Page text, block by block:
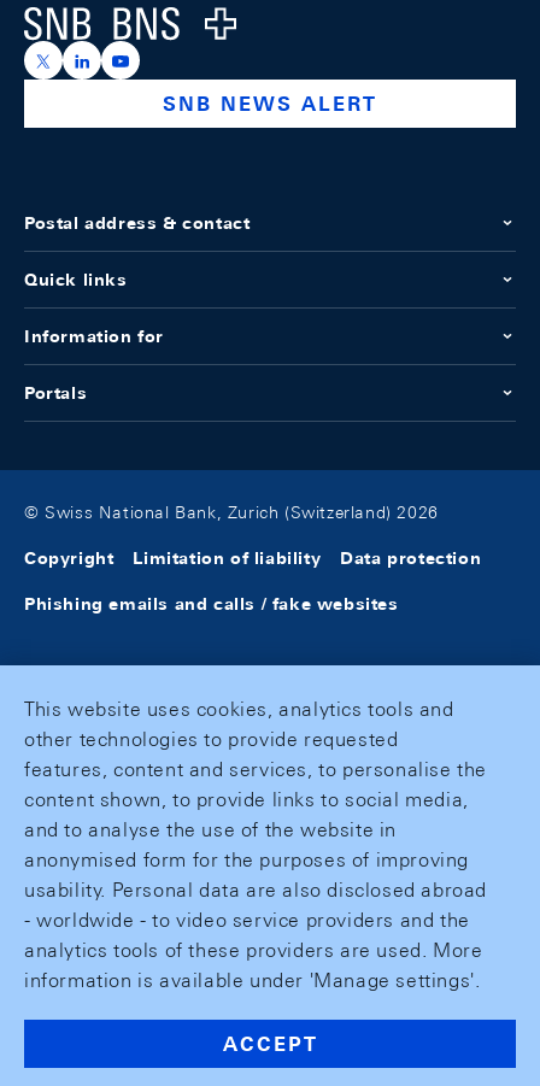
Logo
https://x.com/snb_bns
https://ch.linkedin.com/company/swiss-national-
https://www.youtube.com/@swissnationalbank
SNB NEWS ALERT
Postal address & contact
Quick links
Information for
Portals
© Swiss National Bank, Zurich (Switzerland) 2026
Copyright Limitation of liability Data protection
Phishing emails and calls / fake websites
This website uses cookies, analytics tools and
other technologies to provide requested
features, content and services, to personalise the
content shown, to provide links to social media,
and to analyse the use of the website in
anonymised form for the purposes of improving
usability. Personal data are also disclosed abroad
- worldwide - to video service providers and the
analytics tools of these providers are used. More
information is available under 'Manage settings'.
ACCEPT